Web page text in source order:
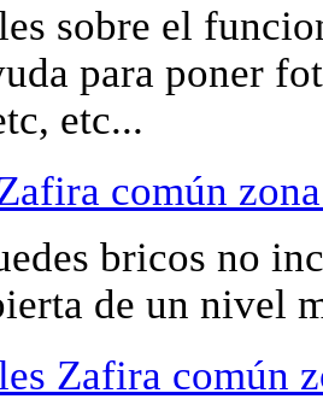
sobre el
para poner
etc...
común
bricos no
de un nivel
Zafira común